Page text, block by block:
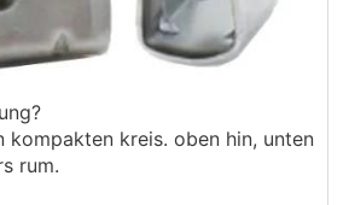
kompakten kreis. oben hin, unten
rum.